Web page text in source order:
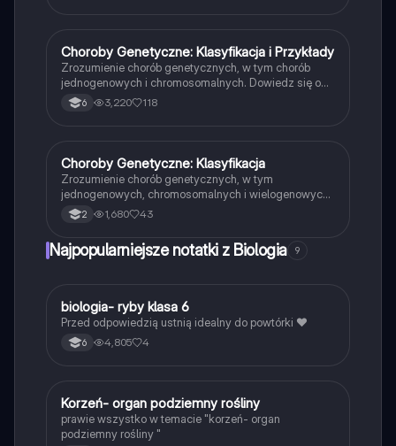
Biologia
Choroby Genetyczne: Klasyfikacja i Przykłady
Zrozumienie chorób genetycznych, w tym chorób
jednogenowych i chromosomalnych. Dowiedz się o
najważniejszych schorzeniach, takich jak albinizm,
fenyloketonuria, zespół Downa i zespół Turnera.
6 3,220 118
Biologia
Choroby Genetyczne: Klasyfikacja
Zrozumienie chorób genetycznych, w tym
jednogenowych, chromosomalnych i wielogenowych.
Dowiedz się o mechanizmach dziedziczenia,
objawach oraz przykładach takich jak choroba
Huntingtona, anemia sierpowata i zespół Downa.
Idealne dla studentów biologii i medycyny.
2 1,680 43
Najpopularniejsze notatki z Biologia 9
BBiologia
biologia- ryby klasa 6
Przed odpowiedzią ustnią idealny do powtórki ❤️
6 4,805 4
KBiologia
Korzeń- organ podziemny rośliny
prawie wszystko w temacie "korzeń- organ
podziemny rośliny "